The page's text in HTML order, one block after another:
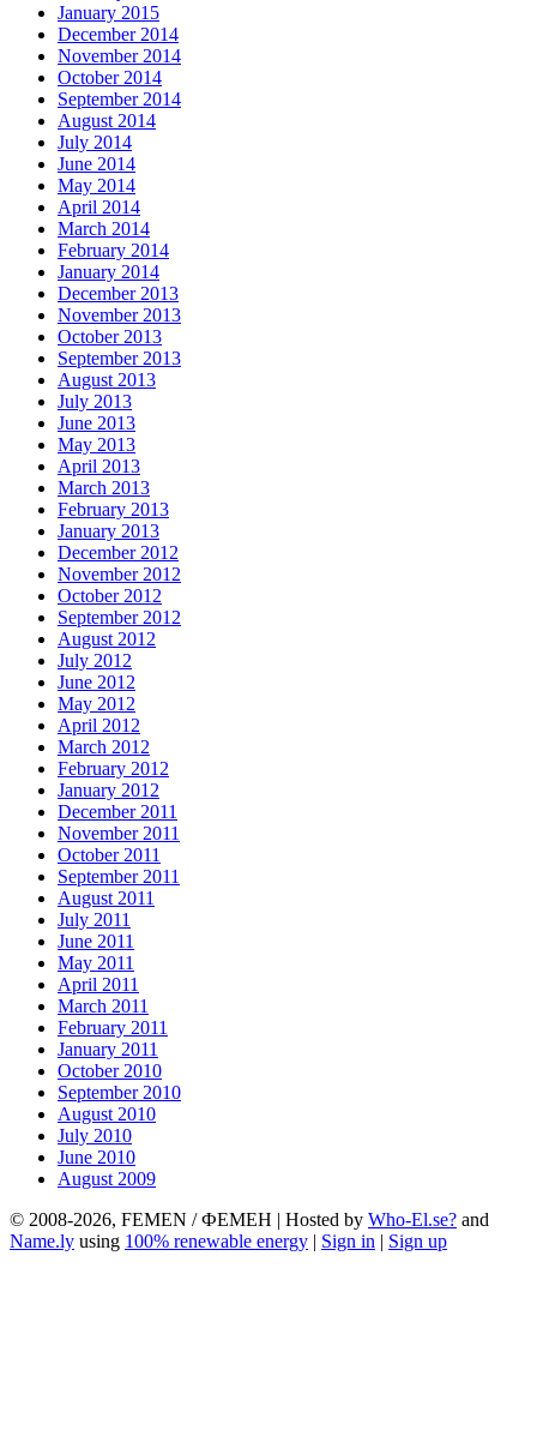
January 2015
December 2014
November 2014
October 2014
September 2014
August 2014
July 2014
June 2014
May 2014
April 2014
March 2014
February 2014
January 2014
December 2013
November 2013
October 2013
September 2013
August 2013
July 2013
June 2013
May 2013
April 2013
March 2013
February 2013
January 2013
December 2012
November 2012
October 2012
September 2012
August 2012
July 2012
June 2012
May 2012
April 2012
March 2012
February 2012
January 2012
December 2011
November 2011
October 2011
September 2011
August 2011
July 2011
June 2011
May 2011
April 2011
March 2011
February 2011
January 2011
October 2010
September 2010
August 2010
July 2010
June 2010
August 2009
© 2008-2026, FEMEN / ФЕМЕН | Hosted by Who-El.se? and
Name.ly using 100% renewable energy | Sign in | Sign up